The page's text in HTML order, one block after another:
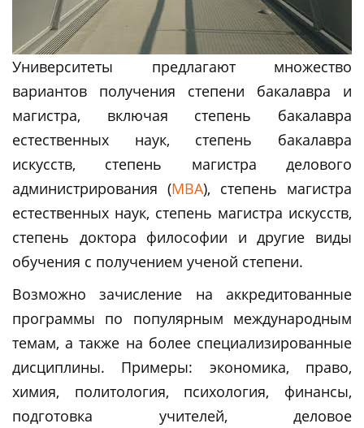
Университеты предлагают множество
вариантов получения степени бакалавра и
магистра, включая степень бакалавра
естественных наук, степень бакалавра
искусств, степень магистра делового
администрирования (MBA), степень магистра
естественных наук, степень магистра искусств,
степень доктора философии и другие виды
обучения с получением ученой степени.
Возможно зачисление на аккредитованные
программы по популярным международным
темам, а также на более специализированные
дисциплины. Примеры: экономика, право,
химия, политология, психология, финансы,
подготовка учителей, деловое